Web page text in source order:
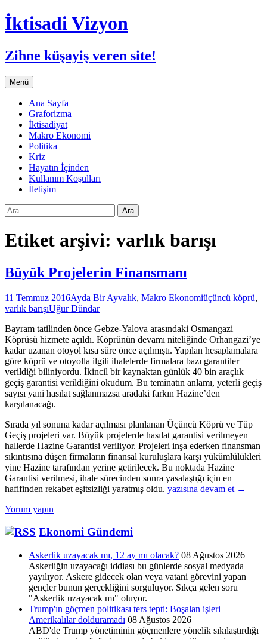
İktisadi Vizyon
Zihne küşayiş veren site!
Menü İçeriğe
atla
Ana Sayfa
Graforizma
İktisadiyat
Makro Ekonomi
Politika
Kriz
Hayatın İçinden
Kullanım Koşulları
İletişim
Arama:
Etiket arşivi: varlık barışı
Büyük Projelerin Finansmanı
11 Temmuz 2016Ayda Bir Ayvalık, Makro Ekonomiüçüncü köprü,
varlık barışıUğur Dündar
Bayram tatilinden önce Gebze-Yalova arasındaki Osmangazi
Köprüsü hizmete açıldı. Köprünün devamı niteliğinde Orhangazi’ye
kadar uzanan otoyol kısa süre önce açılmıştı. Yapılan hesaplamalara
göre köprü ve otoyolla ilgili ihalelerde firmalara bazı garantiler
verildiği biliniyordu. İkincil bir kaynaktan günlük 40 bin araçlık
geçiş garantisi verildiğini okudum. Bu teminatın anlamı, yeterli geçiş
sayısı yani hasılat sağlanmazsa aradaki farkın Hazine’den
karşılanacağı.
Sırada yıl sonuna kadar açılması planlanan Üçüncü Köprü ve Tüp
Geçiş projeleri var. Büyük projelerde hasılat garantisi verilmeyen
hallerde Hazine Garantisi veriliyor. Projeleri inşa ederken finansman
sıkıntısına düşen firmaların finansal kuruluşlara karşı yükümlülükleri
yine Hazine tarafından yerine getirilecek. Bu noktada Hazine
Garantisi verilmesi, ihale sürecinden sonra yasalaştığı için en
hafifinden rekabet eşitsizliği yaratmış oldu. Büyük
yazısına devam et →
Yorum yapın
Ekonomi Gündemi
Askerlik uzayacak mı, 12 ay mı olacak? 08 Ağustos 2026
Askerliğin uzayacağı iddiası bu günlerde sosyal medyada
yayılıyor. Askere gidecek olan veya vatani görevini yapan
gençler bunun gerçekliğini sorguluyor. Sıkça gelen soru
"Askerlik uzayacak mı" oluyor.
Trump'ın göçmen politikası ters tepti: Boşalan işleri
Amerikalılar dolduramadı 08 Ağustos 2026
ABD'de Trump yönetiminin göçmenlere yönelik sıkılaştırdığı